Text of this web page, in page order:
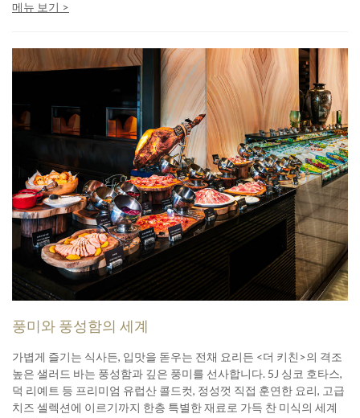
메뉴 보기 >
풍미와 풍성함의 세계
가볍게 즐기는 식사든, 입맛을 돋우는 전채 요리든 <더 키친>의 격조
높은 샐러드 바는 풍성함과 깊은 풍미를 선사합니다. 5J 싱코 호타스,
덕 리예트 등 프리미엄 유럽산 콜드컷, 정성껏 직접 훈연한 요리, 고급
치즈 셀렉션에 이르기까지 한층 특별한 재료로 가득 찬 미식의 세계